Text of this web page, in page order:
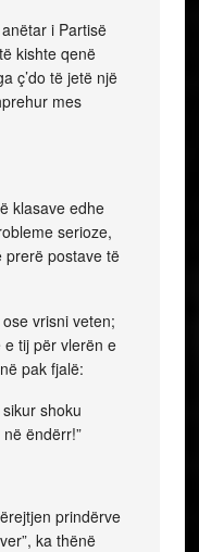
i Partisë
kishte qenë
ç’do të jetë një
mes
klasave edhe
serioze,
prerë postave të
vrisni veten;
e tij për vlerën e
pak fjalë:
shoku
ëndërr!”
prindërve
ka thënë